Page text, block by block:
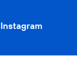
Instagram
YouTube